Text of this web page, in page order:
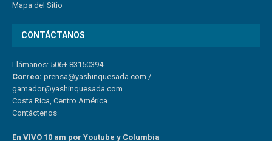
Mapa del Sitio
CONTÁCTANOS
Llámanos: 506+ 83150394
Correo: prensa@yashinquesada.com /
gamador@yashinquesada.com
Costa Rica, Centro América.
Contáctenos
En VIVO 10 am por Youtube y Columbia